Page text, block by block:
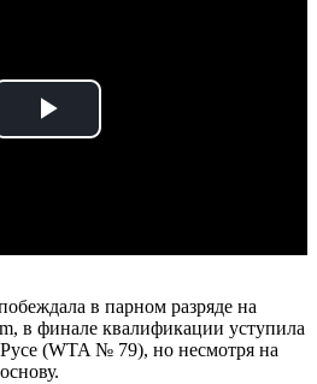
Play
в парном разряде на
в финале квалификации уступила
(WTA № 79), но несмотря на